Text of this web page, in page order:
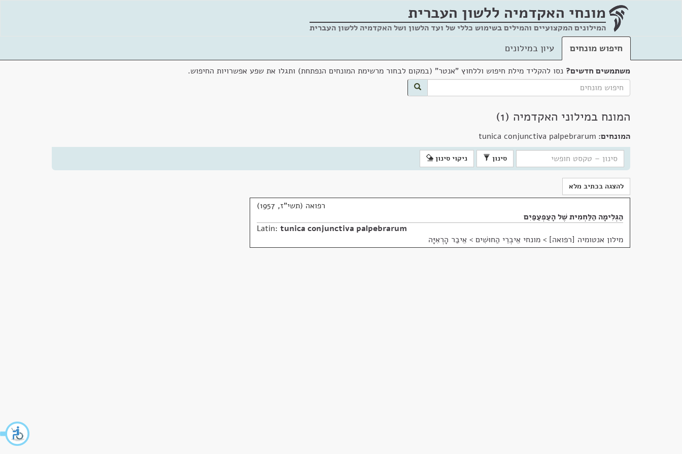
מונחי האקדמיה ללשון העברית
המילונים המקצועיים והמילים בשימוש כללי של ועד הלשון ושל האקדמיה ללשון העברית
חיפוש מונחים עיון במילונים
משתמשים חדשים? נסו להקליד מילת חיפוש וללחוץ "אנטר" (במקום לבחור מרשימת המונחים הנפתחת) ותגלו את שפע אפשרויות החיפוש.
המונח במילוני האקדמיה (1)
המונחים: tunica conjunctiva palpebrarum
סינון ניקוי סינון
להצגה בכתיב מלא
רפואה (תשי"ז, 1957)
הַגְּלִימָה הַלַּחְמִית שֶׁל הָעַפְעַפַּיִם
Latin: tunica conjunctiva palpebrarum
מילון אנטומיה [רפואה] > מונחי אֵיבְרֵי הַחוּשִׁים > אֵיבַר הָרְאִיָּה